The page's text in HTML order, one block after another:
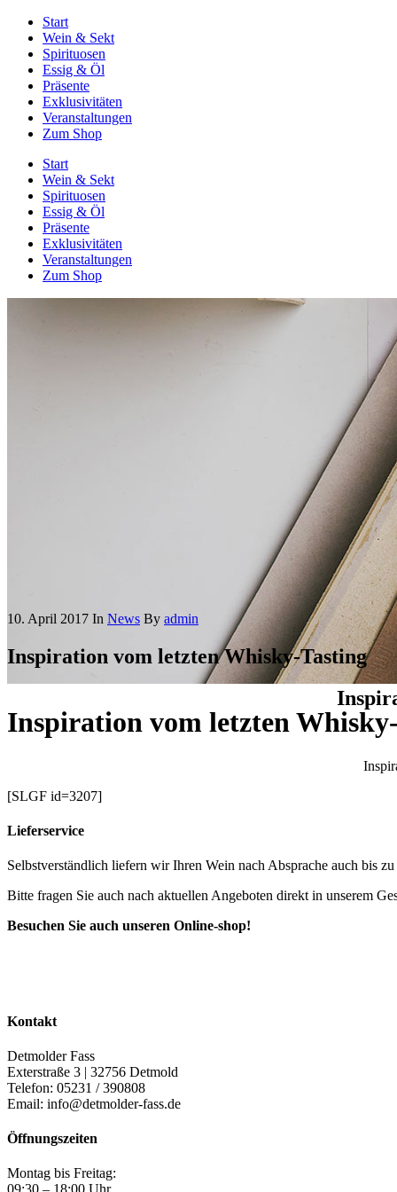
Start
Wein & Sekt
Spirituosen
Essig & Öl
Präsente
Exklusivitäten
Veranstaltungen
Zum Shop
Start
Wein & Sekt
Spirituosen
Essig & Öl
Präsente
Exklusivitäten
Veranstaltungen
Zum Shop
Inspiration vom letzten
10. April 2017 In News By admin
Inspiration vom letzten Whisky-Tasting
[SLGF id=3207]
Lieferservice
Selbstverständlich liefern wir Ihren Wein nach Absprache auch bis
Bitte fragen Sie auch nach aktuellen Angeboten direkt in unserem
Besuchen Sie auch unseren Online-shop!
Kontakt
Detmolder Fass
Exterstraße 3 | 32756 Detmold
Telefon: 05231 / 390808
Email: info@detmolder-fass.de
Öffnungszeiten
Montag bis Freitag: